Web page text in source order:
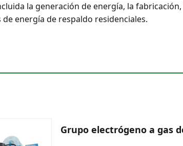
la generación de energía, la
energía de respaldo residenciales.
Grupo electrógeno a gas